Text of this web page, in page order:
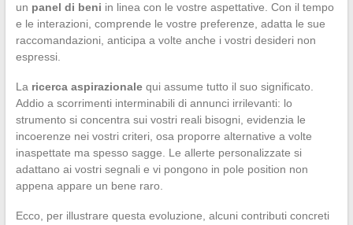
un panel di beni in linea con le vostre aspettative. Con il tempo
e le interazioni, comprende le vostre preferenze, adatta le sue
raccomandazioni, anticipa a volte anche i vostri desideri non
espressi.
La ricerca aspirazionalequi assume tutto il suo significato.
Addio a scorrimenti interminabili di annunci irrilevanti: lo
strumento si concentra sui vostri reali bisogni, evidenzia le
incoerenze nei vostri criteri, osa proporre alternative a volte
inaspettate ma spesso sagge. Le allerte personalizzate si
adattano ai vostri segnali e vi pongono in pole position non
appena appare un bene raro.
Ecco, per illustrare questa evoluzione, alcuni contributi concreti